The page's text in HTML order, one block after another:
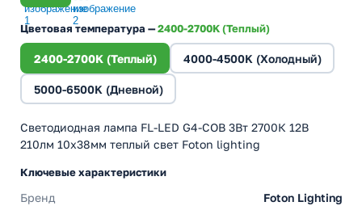
Цветовая температура —2400-2700K (Теплый)
2400-2700K (Теплый) 4000-4500K (Холодный)
5000-6500K (Дневной)
Светодиодная лампа FL-LED G4-COB 3Вт 2700К 12В
210лм 10x38мм теплый свет Foton lighting
Ключевые характеристики
Бренд Foton Lighting